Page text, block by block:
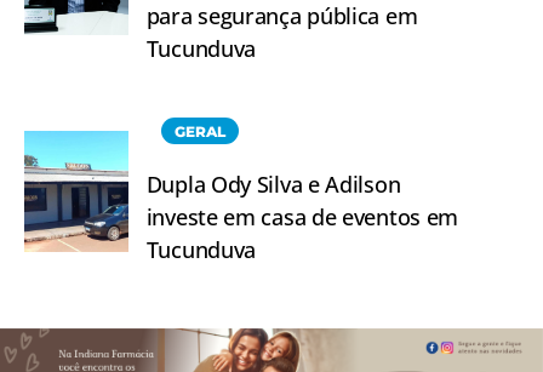
para segurança pública em
Tucunduva
GERAL
Dupla Ody Silva e Adilson
investe em casa de eventos em
Tucunduva